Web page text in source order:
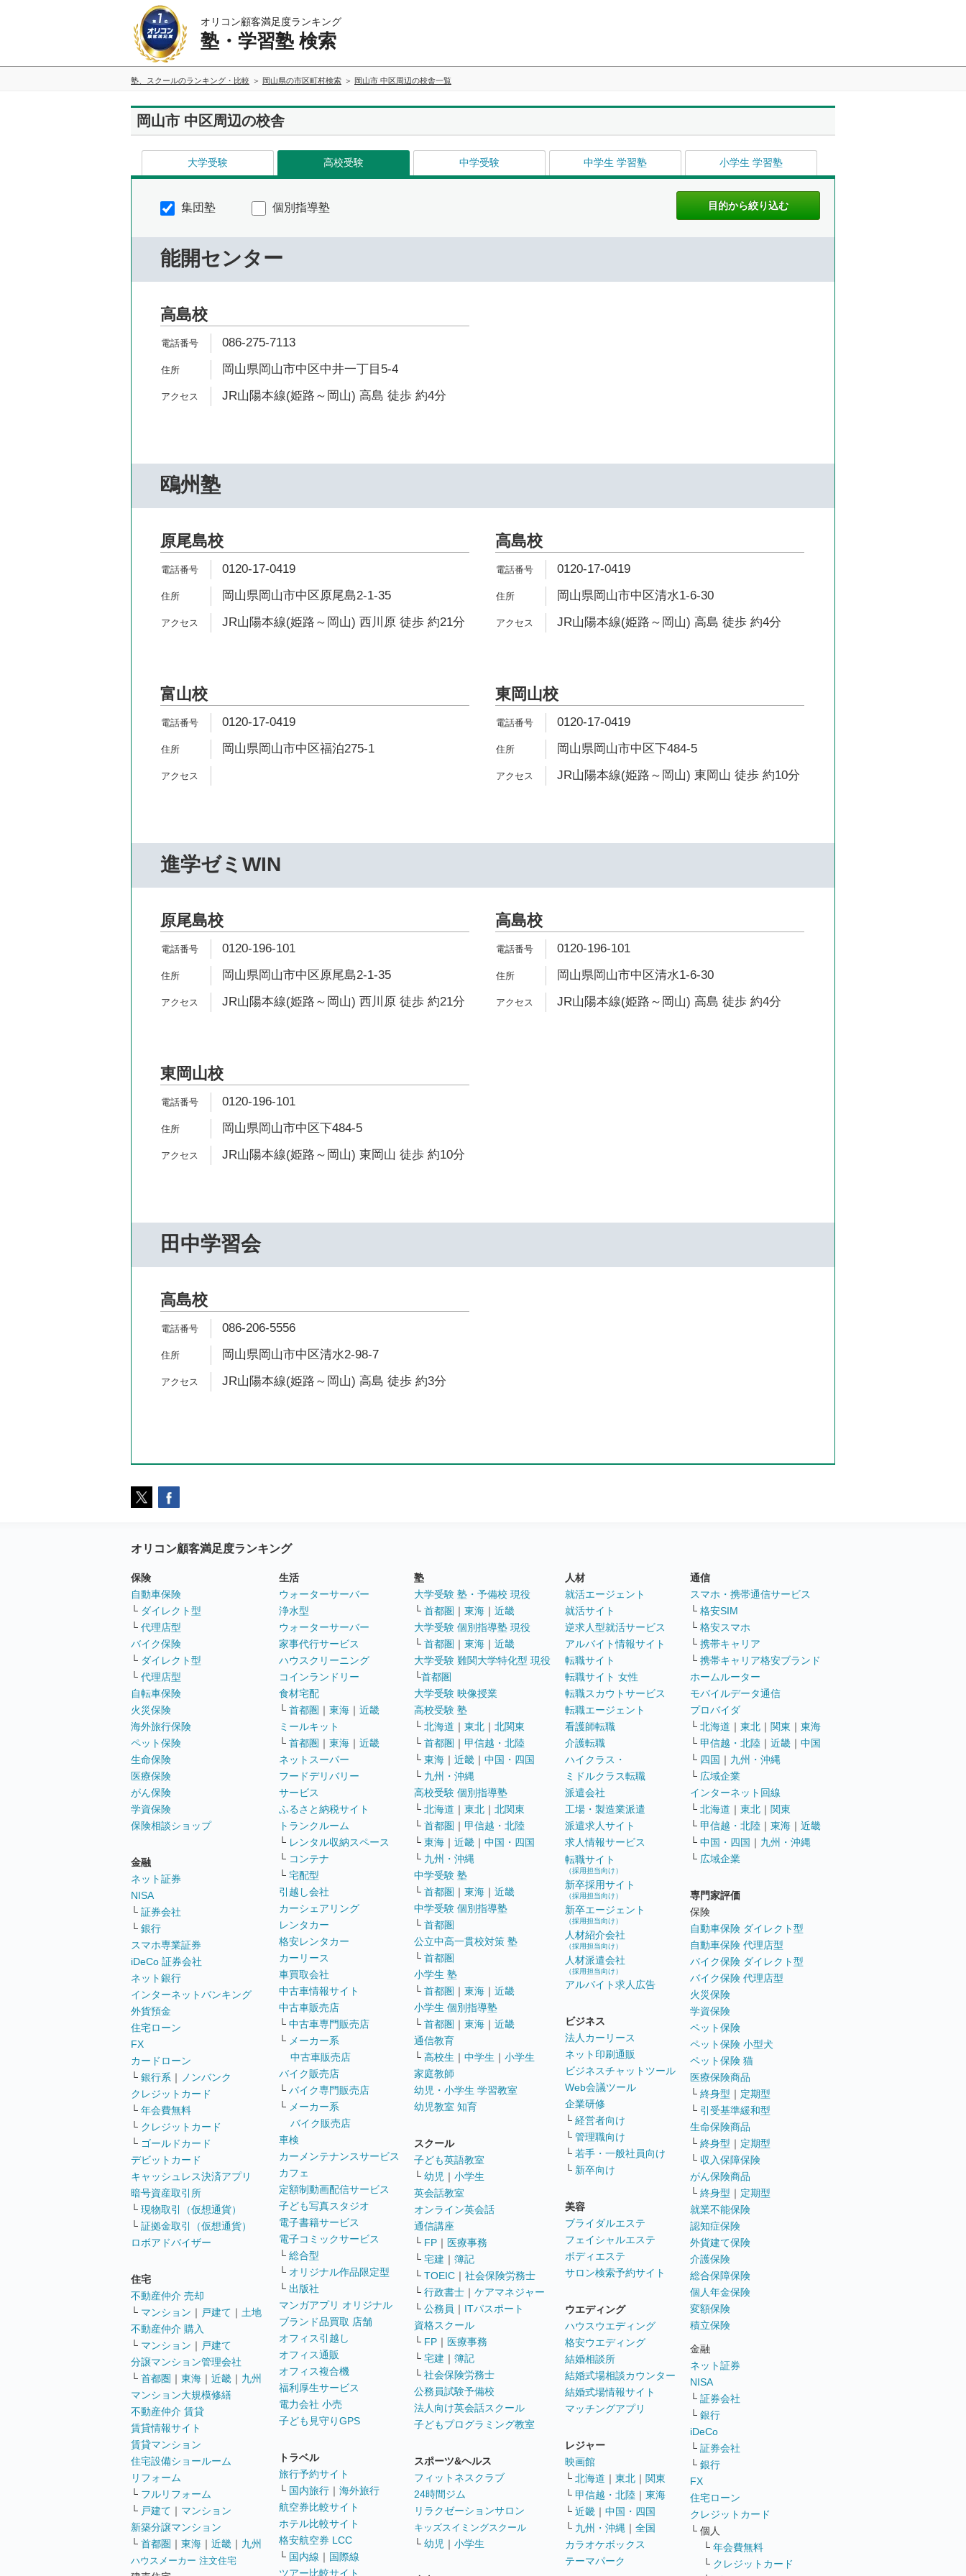
オリコン顧客満足度ランキング
塾・学習塾 検索
塾、スクールのランキング・比較 岡山県の市区町村検索 岡山市 中区周辺の校舎一覧
岡山市 中区周辺の校舎
大学受験 高校受験 中学受験 中学生 学習塾 小学生 学習塾
集団塾 個別指導塾
能開センター
高島校
086-275-7113
岡山県岡山市中区中井一丁目5-4
JR山陽本線(姫路～岡山) 高島 徒歩 約4分
鴎州塾
原尾島校
0120-17-0419
岡山県岡山市中区原尾島2-1-35
JR山陽本線(姫路～岡山) 西川原 徒歩 約21分
高島校
0120-17-0419
岡山県岡山市中区清水1-6-30
JR山陽本線(姫路～岡山) 高島 徒歩 約4分
富山校
0120-17-0419
岡山県岡山市中区福泊275-1
東岡山校
0120-17-0419
岡山県岡山市中区下484-5
JR山陽本線(姫路～岡山) 東岡山 徒歩 約10分
進学ゼミWIN
原尾島校
0120-196-101
岡山県岡山市中区原尾島2-1-35
JR山陽本線(姫路～岡山) 西川原 徒歩 約21分
高島校
0120-196-101
岡山県岡山市中区清水1-6-30
JR山陽本線(姫路～岡山) 高島 徒歩 約4分
東岡山校
0120-196-101
岡山県岡山市中区下484-5
JR山陽本線(姫路～岡山) 東岡山 徒歩 約10分
田中学習会
高島校
086-206-5556
岡山県岡山市中区清水2-98-7
JR山陽本線(姫路～岡山) 高島 徒歩 約3分
オリコン顧客満足度ランキング
保険
自動車保険
└ ダイレクト型
└ 代理店型
バイク保険
└ ダイレクト型
└ 代理店型
自転車保険
火災保険
海外旅行保険
ペット保険
生命保険
医療保険
がん保険
学資保険
保険相談ショップ
金融
ネット証券
NISA
└ 証券会社
└ 銀行
スマホ専業証券
iDeCo 証券会社
ネット銀行
インターネットバンキング
外貨預金
住宅ローン
FX
カードローン
└ 銀行系 ｜
ノンバンク
クレジットカード
└ 年会費無料
└ クレジットカード
└ ゴールドカード
デビットカード
キャッシュレス決済アプリ
暗号資産取引所
└ 現物取引（仮想通貨）
└ 証拠金取引（仮想通貨）
ロボアドバイザー
住宅
不動産仲介 売却
└ マンション ｜ 戸建て ｜ 土地
不動産仲介 購入
└ マンション ｜ 戸建て
分譲マンション管理会社
└ 首都圏 ｜ 東海 ｜ 近畿 ｜ 九州
マンション大規模修繕
不動産仲介 賃貸
賃貸情報サイト
賃貸マンション
住宅設備ショールーム
リフォーム
└ フルリフォーム
└ 戸建て ｜ マンション
新築分譲マンション
└ 首都圏 ｜ 東海 ｜ 近畿 ｜ 九州
ハウスメーカー 注文住宅
生活
ウォーターサーバー
浄水型
ウォーターサーバー
家事代行サービス
ハウスクリーニング
コインランドリー
食材宅配
└ 首都圏 ｜ 東海 ｜ 近畿
ミールキット
└ 首都圏 ｜ 東海 ｜ 近畿
ネットスーパー
フードデリバリー
サービス
ふるさと納税サイト
トランクルーム
└ レンタル収納スペース
└ コンテナ
└ 宅配型
引越し会社
カーシェアリング
レンタカー
格安レンタカー
カーリース
車買取会社
中古車情報サイト
中古車販売店
└ 中古車専門販売店
└ メーカー系
中古車販売店
バイク販売店
└ バイク専門販売店
└ メーカー系
バイク販売店
車検
カーメンテナンスサービス
カフェ
定額制動画配信サービス
子ども写真スタジオ
電子書籍サービス
電子コミックサービス
└ 総合型
└ オリジナル作品限定型
└ 出版社
マンガアプリ オリジナル
ブランド品買取 店舗
オフィス引越し
オフィス通販
オフィス複合機
福利厚生サービス
電力会社 小売
子ども見守りGPS
トラベル
旅行予約サイト
└ 国内旅行 ｜ 海外旅行
航空券比較サイト
ホテル比較サイト
格安航空券 LCC
└ 国内線 ｜ 国際線
ツアー比較サイト
塾
大学受験 塾・予備校 現役
└ 首都圏 ｜ 東海 ｜ 近畿
大学受験 個別指導塾 現役
└ 首都圏 ｜ 東海 ｜ 近畿
大学受験 難関大学特化型 現役
└首都圏
大学受験 映像授業
高校受験 塾
└ 北海道 ｜ 東北 ｜ 北関東
└ 首都圏 ｜ 甲信越・北陸
└ 東海 ｜ 近畿 ｜ 中国・四国
└ 九州・沖縄
高校受験 個別指導塾
└ 北海道 ｜ 東北 ｜ 北関東
└ 首都圏 ｜ 甲信越・北陸
└ 東海 ｜ 近畿 ｜ 中国・四国
└ 九州・沖縄
中学受験 塾
└ 首都圏 ｜ 東海 ｜ 近畿
中学受験 個別指導塾
└ 首都圏
公立中高一貫校対策 塾
└ 首都圏
小学生 塾
└ 首都圏 ｜ 東海 ｜ 近畿
小学生 個別指導塾
└ 首都圏 ｜ 東海 ｜ 近畿
通信教育
└ 高校生 ｜ 中学生 ｜ 小学生
家庭教師
幼児・小学生 学習教室
幼児教室 知育
スクール
子ども英語教室
└ 幼児 ｜ 小学生
英会話教室
オンライン英会話
通信講座
└ FP ｜ 医療事務
└ 宅建 ｜ 簿記
└ TOEIC ｜ 社会保険労務士
└ 行政書士 ｜ ケアマネジャー
└ 公務員 ｜ ITパスポート
資格スクール
└ FP ｜ 医療事務
└ 宅建 ｜ 簿記
└ 社会保険労務士
公務員試験予備校
法人向け英会話スクール
子どもプログラミング教室
スポーツ&ヘルス
フィットネスクラブ
24時間ジム
リラクゼーションサロン
キッズスイミングスクール
└ 幼児 ｜ 小学生
人材
就活エージェント
就活サイト
逆求人型就活サービス
アルバイト情報サイト
転職サイト
転職サイト 女性
転職スカウトサービス
転職エージェント
看護師転職
介護転職
ハイクラス・
ミドルクラス転職
派遣会社
工場・製造業派遣
派遣求人サイト
求人情報サービス
転職サイト
（採用担当向け）
新卒採用サイト
（採用担当向け）
新卒エージェント
（採用担当向け）
人材紹介会社
（採用担当向け）
人材派遣会社
（採用担当向け）
アルバイト求人広告
ビジネス
法人カーリース
ネット印刷通販
ビジネスチャットツール
Web会議ツール
企業研修
└ 経営者向け
└ 管理職向け
└ 若手・一般社員向け
└ 新卒向け
美容
ブライダルエステ
フェイシャルエステ
ボディエステ
サロン検索予約サイト
ウエディング
ハウスウエディング
格安ウエディング
結婚相談所
結婚式場相談カウンター
結婚式場情報サイト
マッチングアプリ
レジャー
映画館
└ 北海道 ｜ 東北 ｜ 関東
└ 甲信越・北陸 ｜ 東海
└ 近畿 ｜ 中国・四国
└ 九州・沖縄 ｜ 全国
カラオケボックス
テーマパーク
通信
スマホ・携帯通信サービス
└ 格安SIM
└ 格安スマホ
└ 携帯キャリア
└ 携帯キャリア格安ブランド
ホームルーター
モバイルデータ通信
プロバイダ
└ 北海道 ｜ 東北 ｜ 関東 ｜ 東海
└ 甲信越・北陸 ｜ 近畿 ｜ 中国
└ 四国 ｜ 九州・沖縄
└ 広域企業
インターネット回線
└ 北海道 ｜ 東北 ｜ 関東
└ 甲信越・北陸 ｜ 東海 ｜ 近畿
└ 中国・四国 ｜ 九州・沖縄
└ 広域企業
専門家評価
保険
自動車保険 ダイレクト型
自動車保険 代理店型
バイク保険 ダイレクト型
バイク保険 代理店型
火災保険
学資保険
ペット保険
ペット保険 小型犬
ペット保険 猫
医療保険商品
└ 終身型 ｜ 定期型
└ 引受基準緩和型
生命保険商品
└ 終身型 ｜ 定期型
└ 収入保障保険
がん保険商品
└ 終身型 ｜ 定期型
就業不能保険
認知症保険
外貨建て保険
介護保険
総合保障保険
個人年金保険
変額保険
積立保険
金融
ネット証券
NISA
└ 証券会社
└ 銀行
iDeCo
└ 証券会社
└ 銀行
FX
住宅ローン
クレジットカード
└ 個人
└ 年会費無料
└ クレジットカード